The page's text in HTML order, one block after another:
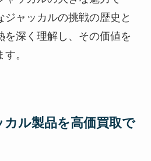
ャッカルの挑戦の歴史と
を深く理解し、その価値を
。
カル製品を高価買取で